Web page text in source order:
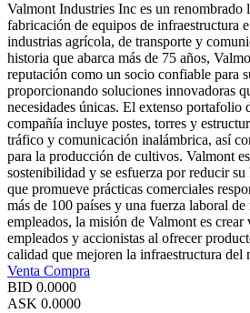
Valmont Industries Inc es un renombrado
fabricación de equipos de infraestructura
industrias agrícola, de transporte y
historia que abarca más de 75 años,
reputación como un socio confiable para
proporcionando soluciones innovadoras
necesidades únicas. El extenso portafolio
compañía incluye postes, torres y
tráfico y comunicación inalámbrica, así
para la producción de cultivos. Valmont
sostenibilidad y se esfuerza por reducir
que promueve prácticas comerciales
más de 100 países y una fuerza laboral de
empleados, la misión de Valmont es crear
empleados y accionistas al ofrecer
calidad que mejoren la infraestructura del
Venta Compra
BID 0.0000
ASK 0.0000